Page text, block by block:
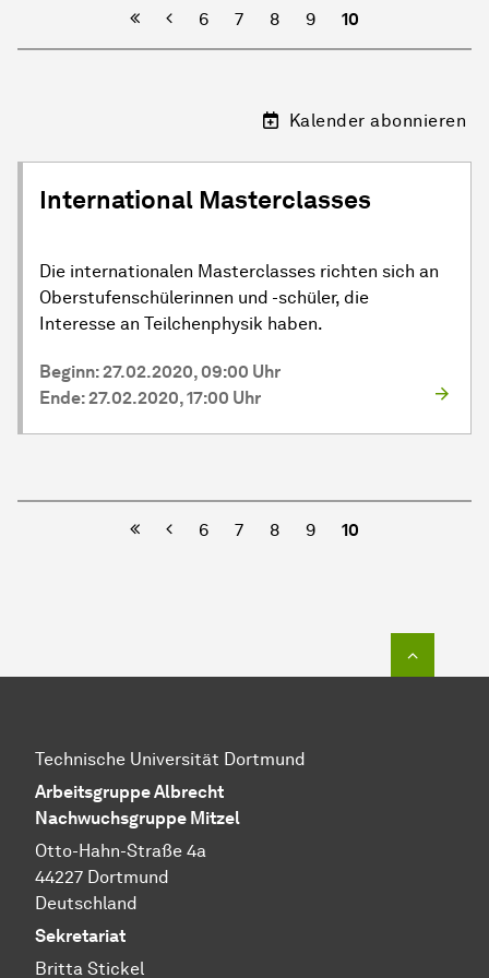
Vorherige
6 7 8 9 10
Kalender abonnieren
International Masterclasses
Die internationalen Masterclasses richten sich an
Oberstufenschülerinnen und -schüler, die
Interesse an Teilchenphysik haben.
Beginn: 27.02.2020, 09:00 Uhr
Ende: 27.02.2020, 17:00 Uhr
Vorherige
6 7 8 9 10
Technische Universität Dortmund
Arbeitsgruppe Albrecht
Nachwuchsgruppe Mitzel
Otto-Hahn-Straße 4a
44227 Dortmund
Deutschland
Sekretariat
Britta Stickel